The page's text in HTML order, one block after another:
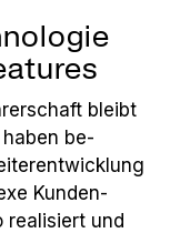
bleibt
haben be­
Kunden­
realisiert und